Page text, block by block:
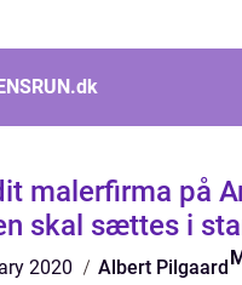
dk
malerfirma på
skal sættes i
2020 Albert Pilgaard